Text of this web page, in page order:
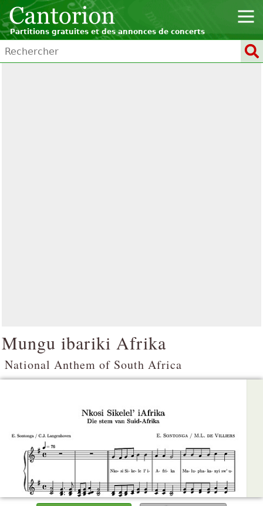
Partitions gratuites et des annonces de concerts
Mungu ibariki Afrika
National Anthem of South Africa